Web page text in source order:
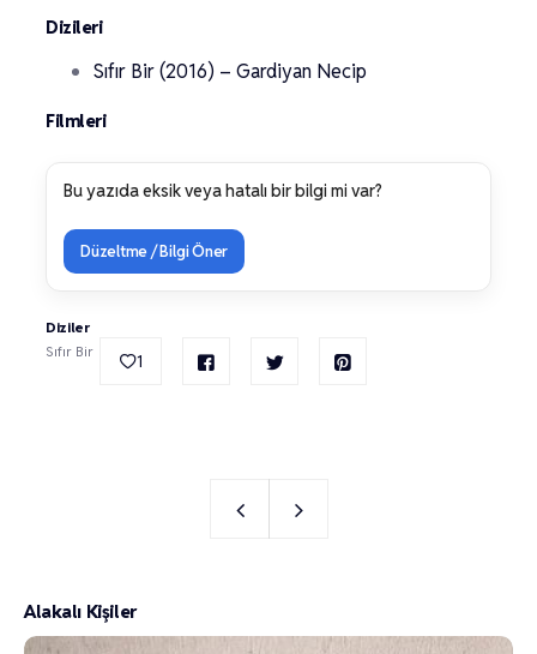
Dizileri
Sıfır Bir (2016) – Gardiyan Necip
Filmleri
Bu yazıda eksik veya hatalı bir bilgi mi var?
Düzeltme / Bilgi Öner
Diziler
Sıfır Bir
1
Alakalı Kişiler